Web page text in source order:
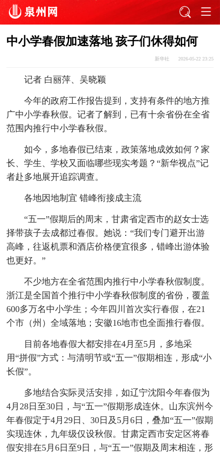
中小学春假加速落地 孩子们休得如何
新华社 2026-05-22 23:25
记者 白丽萍、吴晓颖
今年的政府工作报告提到，支持有条件的地方推
广中小学春秋假。记者了解到，已有十余省份在全省
范围内推行中小学春秋假。
如今，多地春假已结束，政策落地成效如何？家
长、学生、学校又面临哪些现实考题？“新华视点”记
者赴多地展开追踪调查。
各地因地制宜 错峰衔接成主流
“五一”假期后的周末，甘肃省定西市的赵女士选
择带孩子去成都过春假。她说：“我们专门避开出游
高峰，往返机票和酒店价格便宜很多，错峰出游体验
也更好。”
不少地方在全省范围内推行中小学春秋假制度。
浙江是全国首个推行中小学春秋假制度的省份，覆盖
600多万名中小学生；今年四川首次实行春假，在21
个市（州）全域落地；安徽16地市也全面推行春假。
目前各地春假大都安排在4月至5月，多地采
用“拼假”方式：与清明节或“五一”假期相连，形成“小
长假”。
多地结合实际灵活安排，如辽宁沈阳今年春假为
4月28日至30日，与“五一”假期形成连休。山东滨州今
年春假定于4月29日、30日及5月6日，叠加“五一”假期
实现连休，九年级仅设秋假。甘肃定西市安定区将春
假安排在5月6日至9日，与“五一”假期及周末相连，形